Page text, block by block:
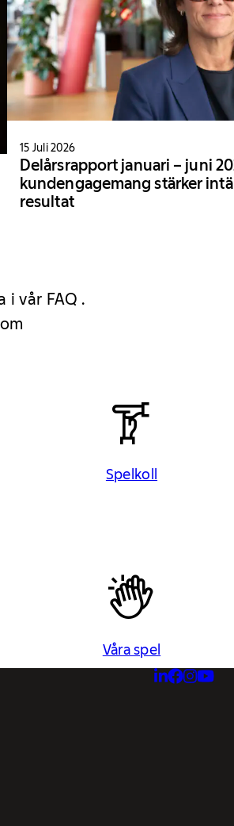
15 Juli 2026
Delårsrapport januari – juni
kundengagemang stärker
resultat
i vår FAQ .
Spelkoll
Våra spel